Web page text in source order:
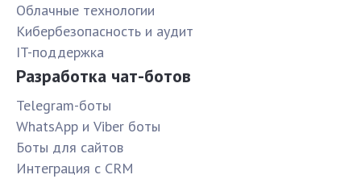
Облачные технологии
Кибербезопасность и аудит
IT-поддержка
Разработка чат-ботов
Telegram-боты
WhatsApp и Viber боты
Боты для сайтов
Интеграция с CRM